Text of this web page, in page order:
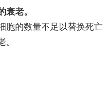
衰老。
胞的数量不足以替换死亡
。